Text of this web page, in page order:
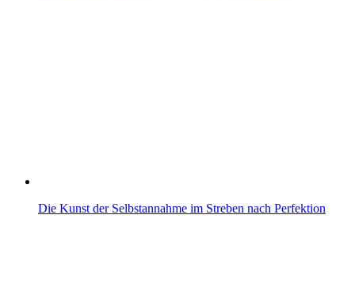
Die Kunst der Selbstannahme im Streben nach Perfektion